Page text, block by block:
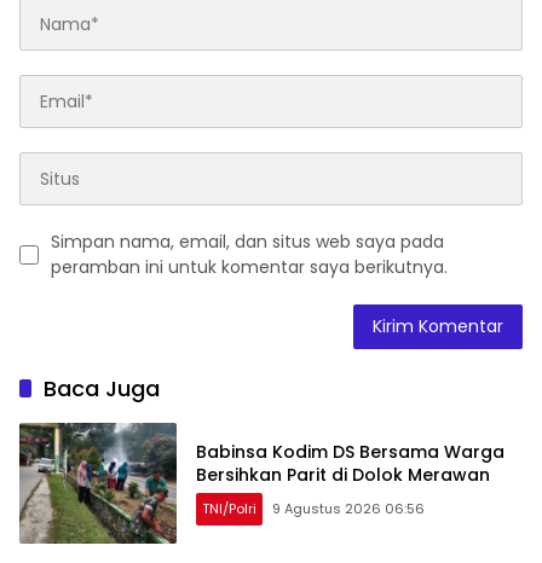
Simpan nama, email, dan situs web saya pada
peramban ini untuk komentar saya berikutnya.
Baca Juga
Babinsa Kodim DS Bersama Warga
Bersihkan Parit di Dolok Merawan
TNI/Polri 9 Agustus 2026 06:56